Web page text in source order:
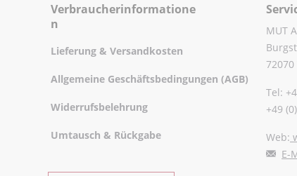
Verbraucherinformatione
n
Lieferung & Versandkosten
Allgemeine Geschäftsbedingungen (AGB)
Widerrufsbelehrung
Umtausch & Rückgabe
MUT
Tel:
+49
Web:
E-